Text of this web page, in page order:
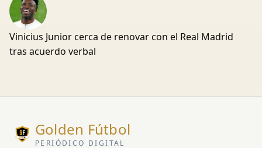
Vinicius Junior cerca de renovar con el Real Madrid
tras acuerdo verbal
Golden Fútbol
PERIÓDICO DIGITAL